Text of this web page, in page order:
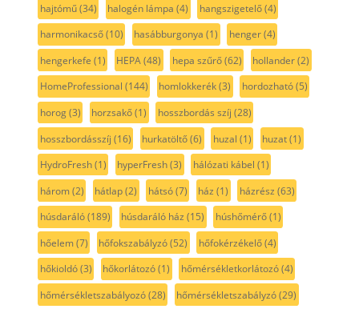
hajtómű(34) halogén lámpa (4) hangszigetelő(4)
harmonikacső(10) hasábburgonya (1) henger(4)
hengerkefe (1) HEPA(48) hepa szűrő(62) hollander(2)
HomeProfessional (144) homlokkerék(3) hordozható(5)
horog(3) horzsakő(1) hosszbordás szíj (28)
hosszbordásszíj (16) hurkatöltő(6) huzal (1) huzat(1)
HydroFresh(1) hyperFresh(3) hálózati kábel (1)
három(2) hátlap(2) hátsó(7) ház (1) házrész (63)
húsdaráló(189) húsdaráló ház (15) húshőmérő(1)
hőelem(7) hőfokszabályzó(52) hőfokérzékelő(4)
hőkioldó(3) hőkorlátozó(1) hőmérsékletkorlátozó(4)
hőmérsékletszabályozó(28) hőmérsékletszabályzó(29)